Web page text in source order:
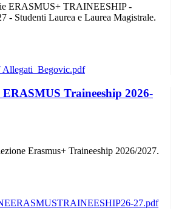
ERASMUS+ TRAINEESHIP -
- Studenti Laurea e Laurea Magistrale.
ERASMUS Traineeship 2026-
Erasmus+ Traineeship 2026/2027.